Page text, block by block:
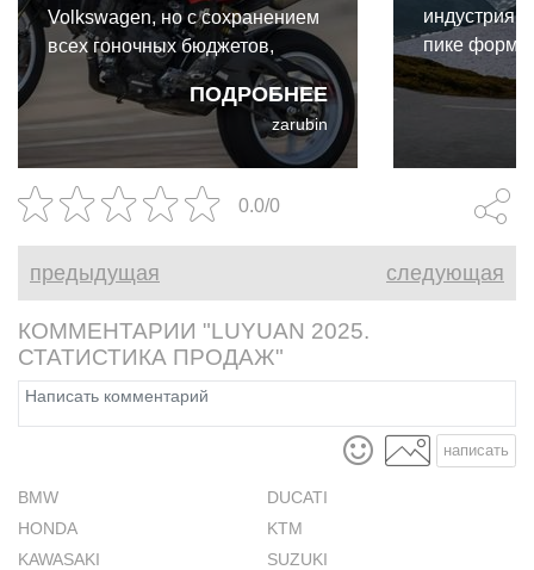
ПОДРОБНЕЕ
Volkswagen, но с сохранением
всех гоночных бюджетов,
Ducati вполне способна
расцвести как независимый
игрок.
zarubin
индустрия
пике
0.0/0
предыдущая следующая
КОММЕНТАРИИ "LUYUAN 2025.
СТАТИСТИКА ПРОДАЖ"
написать
BMW
DUCATI
HONDA
KTM
KAWASAKI
SUZUKI